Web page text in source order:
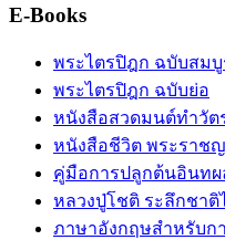
E-Books
พระไตรปิฎก ฉบับสม
พระไตรปิฎก ฉบับย่อ
หนังสือสวดมนต์ทำวัต
หนังสือชีวิต พระราช
คู่มือการปลูกต้นอินทผ
หลวงปู่โชติ ระลึกชาติ
ภาษาอังกฤษสำหรับก